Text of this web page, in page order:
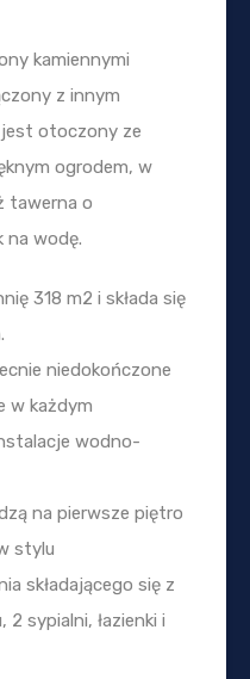
kamiennymi
z innym
otoczony ze
ogrodem, w
tawerna o
na wodę.
318 m2 i składa się
niedokończone
w każdym
wodno-
na pierwsze piętro
stylu
składającego się z
sypialni, łazienki i